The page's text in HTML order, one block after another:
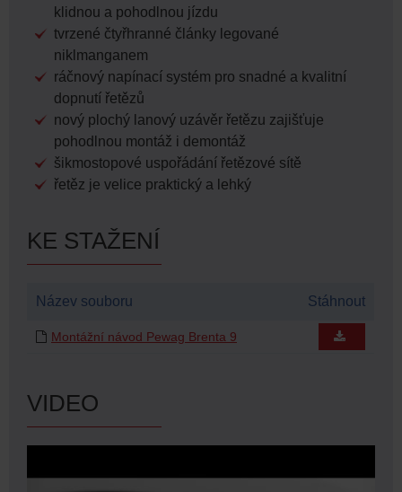
klidnou a pohodlnou jízdu
tvrzené čtyřhranné články legované
niklmanganem
ráčnový napínací systém pro snadné a kvalitní
dopnutí řetězů
nový plochý lanový uzávěr řetězu zajišťuje
pohodlnou montáž i demontáž
šikmostopové uspořádání řetězové sítě
řetěz je velice praktický a lehký
KE STAŽENÍ
Název souboru Stáhnout
Montážní návod Pewag Brenta 9
VIDEO